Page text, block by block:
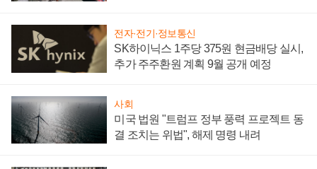
전자·전기·정보통신
SK하이닉스 1주당 375원 현금배당 실시,
추가 주주환원 계획 9월 공개 예정
사회
미국 법원 "트럼프 정부 풍력 프로젝트 동
결 조치는 위법", 해제 명령 내려